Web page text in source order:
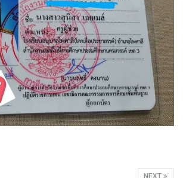
NEXT